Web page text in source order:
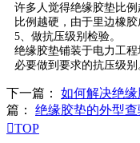
许多人觉得绝缘胶垫比
比例越硬，由于里边橡
5、做抗压级别检验。
绝缘胶垫铺装于电力工
必要做到要求的抗压级
下一篇： 如何解决绝
篇： 绝缘胶垫的外型
TOP